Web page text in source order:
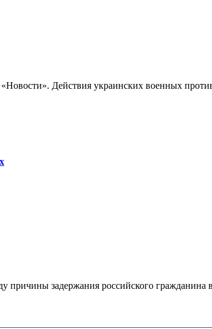
Действия украинских военных
задержания российского гражданина